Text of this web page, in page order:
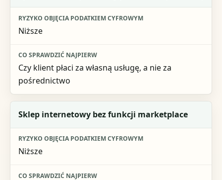
Niższe
Czy klient płaci za własną usługę, a nie za
pośrednictwo
Sklep internetowy bez funkcji marketplace
Niższe